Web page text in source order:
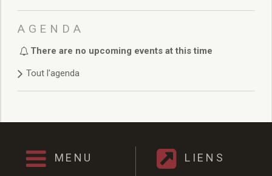
Délibérations 2022
Délibérations 2021
Délibérations 2020
Délibérations 2019
Délibérations 2018
Délibérations 2014
Délibérations 2013
AGENDA
There are no upcoming events at this time
Tout l'agenda
MENU LIENS